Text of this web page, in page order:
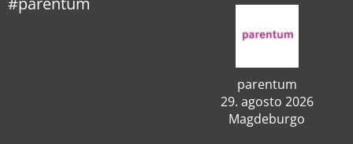
parentum
29. agosto 2026
Magdeburgo